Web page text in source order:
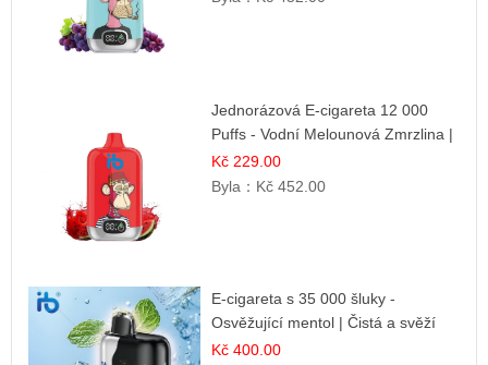
Jednorázová E-cigareta 12 000
Puffs - Vodní Melounová Zmrzlina |
Letní dezertní příchuť
Kč 229.00
Byla： Kč 452.00
E-cigareta s 35 000 šluky -
Osvěžující mentol | Čistá a svěží
chuť
Kč 400.00